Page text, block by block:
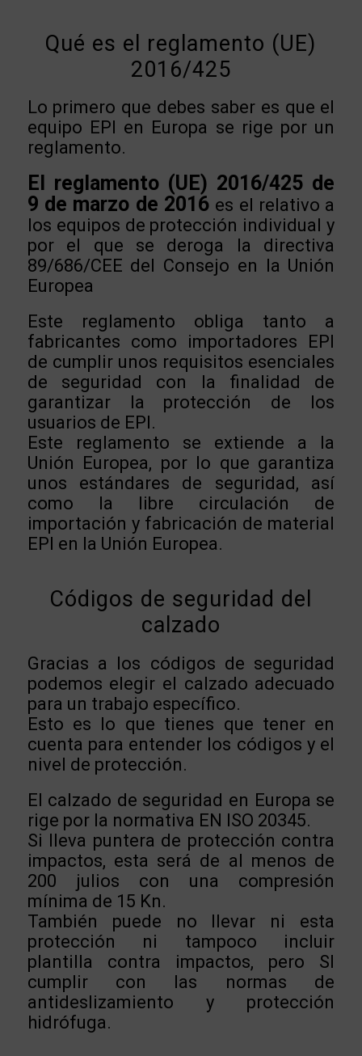
Qué es el reglamento (UE)
2016/425
Lo primero que debes saber es que el
equipo EPI en Europa se rige por un
reglamento.
El reglamento (UE) 2016/425 de
9 de marzo de 2016 es el relativo a
los equipos de protección individual y
por el que se deroga la directiva
89/686/CEE del Consejo en la Unión
Europea
Este reglamento obliga tanto a
fabricantes como importadores EPI
de cumplir unos requisitos esenciales
de seguridad con la finalidad de
garantizar la protección de los
usuarios de EPI.
Este reglamento se extiende a la
Unión Europea, por lo que garantiza
unos estándares de seguridad, así
como la libre circulación de
importación y fabricación de material
EPI en la Unión Europea.
Códigos de seguridad del
calzado
Gracias a los códigos de seguridad
podemos elegir el calzado adecuado
para un trabajo específico.
Esto es lo que tienes que tener en
cuenta para entender los códigos y el
nivel de protección.
El calzado de seguridad en Europa se
rige por la normativa EN ISO 20345.
Si lleva puntera de protección contra
impactos, esta será de al menos de
200 julios con una compresión
mínima de 15 Kn.
También puede no llevar ni esta
protección ni tampoco incluir
plantilla contra impactos, pero SI
cumplir con las normas de
antideslizamiento y protección
hidrófuga.